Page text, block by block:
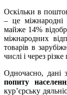
Оскільки в
– це міжнародні
майже 14%
міжнародних
товарів в
числі і через
Одночасно, дані
попиту
кур’єрську